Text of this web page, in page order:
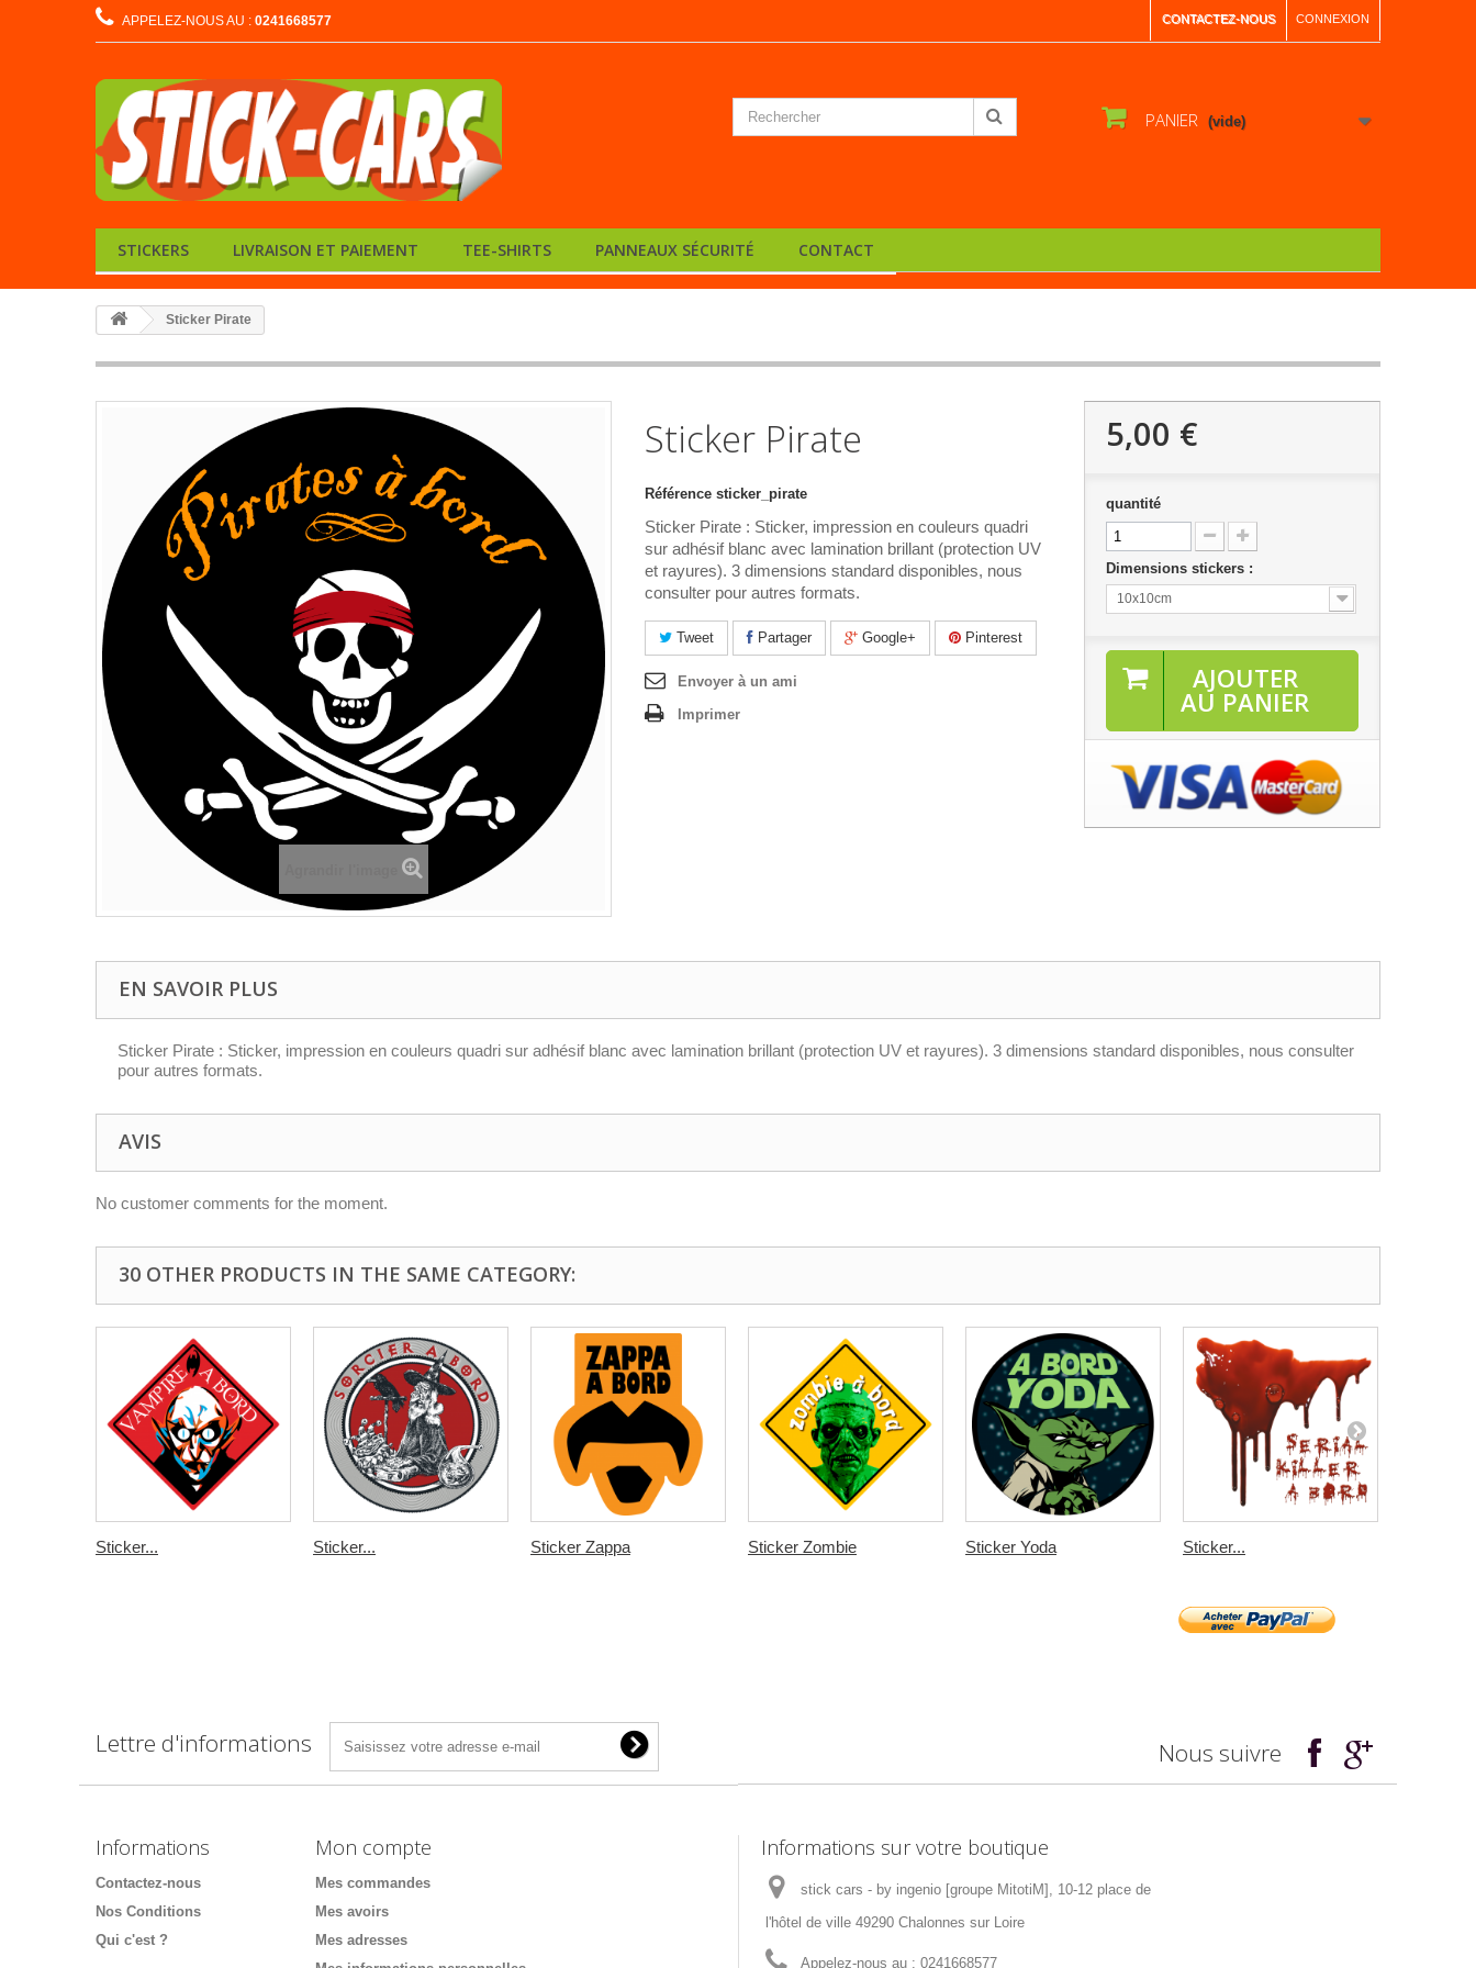
CONNEXION
CONTACTEZ-NOUS
APPELEZ-NOUS AU : 0241668577
PANIER (vide)
STICKERS LIVRAISON ET PAIEMENT TEE-SHIRTS PANNEAUX SÉCURITÉ CONTACT
Sticker Pirate
Sticker Pirate
Référence sticker_pirate
Sticker Pirate : Sticker, impression en couleurs quadri
sur adhésif blanc avec lamination brillant (protection UV
et rayures). 3 dimensions standard disponibles, nous
consulter pour autres formats.
Tweet Partager Google+ Pinterest
Envoyer à un ami
Imprimer
5,00 €
quantité
Dimensions stickers :
10x10cm
AJOUTER
AU PANIER
EN SAVOIR PLUS
Sticker Pirate : Sticker, impression en couleurs quadri sur adhésif blanc avec lamination brillant (protection UV et rayures). 3 dimensions standard disponibles, nous consulter
pour autres formats.
AVIS
No customer comments for the moment.
30 OTHER PRODUCTS IN THE SAME CATEGORY:
Sticker... Sticker... Sticker Zappa Sticker Zombie Sticker Yoda Sticker...
Lettre d'informations Nous suivre
Informations
Contactez-nous
Nos Conditions
Qui c'est ?
Mon compte
Mes commandes
Mes avoirs
Mes adresses
Informations sur votre boutique
stick cars - by ingenio [groupe MitotiM], 10-12 place de
l'hôtel de ville 49290 Chalonnes sur Loire
Appelez-nous au : 0241668577